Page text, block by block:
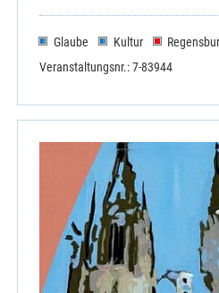
Glaube Kultur
Veranstaltungsnr.: 7-83944